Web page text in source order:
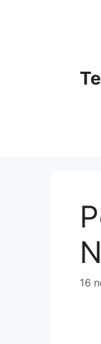
16